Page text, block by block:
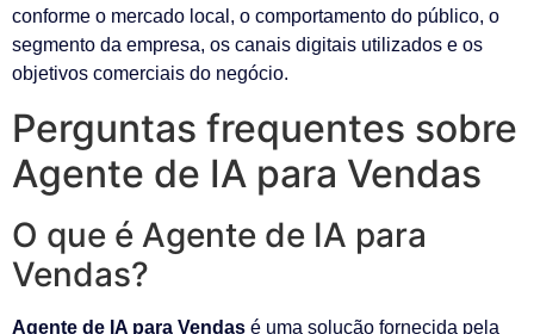
conforme o mercado local, o comportamento do público, o
segmento da empresa, os canais digitais utilizados e os
objetivos comerciais do negócio.
Perguntas frequentes sobre
Agente de IA para Vendas
O que é Agente de IA para
Vendas?
Agente de IA para Vendas é uma solução fornecida pela